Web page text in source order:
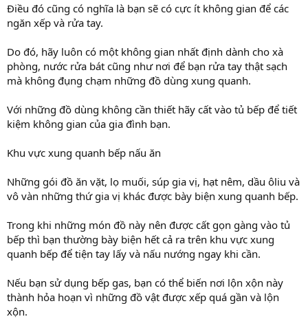
Điều đó cũng có nghĩa là bạn sẽ có cực ít không gian để các
ngăn xếp và rửa tay.
Do đó, hãy luôn có một không gian nhất định dành cho xà
phòng, nước rửa bát cũng như nơi để bạn rửa tay thật sạch
mà không đụng chạm những đồ dùng xung quanh.
Với những đồ dùng không cần thiết hãy cất vào tủ bếp để tiết
kiệm không gian của gia đình bạn.
Khu vực xung quanh bếp nấu ăn
Những gói đồ ăn vặt, lọ muối, súp gia vị, hạt nêm, dầu ôliu và
vô vàn những thứ gia vị khác được bày biện xung quanh bếp.
Trong khi những món đồ này nên được cất gọn gàng vào tủ
bếp thì bạn thường bày biện hết cả ra trên khu vực xung
quanh bếp để tiện tay lấy và nấu nướng ngay khi cần.
Nếu bạn sử dụng bếp gas, bạn có thể biến nơi lộn xộn này
thành hỏa hoạn vì những đồ vật được xếp quá gần và lộn
xộn.